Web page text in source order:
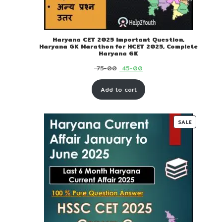
Haryana CET 2025 Important Question,
Haryana GK Marathon for HCET 2025, Complete
Haryana GK
75-00 Original
price
was:
45-00Current
price
is:
00.
Add to cart
SALE